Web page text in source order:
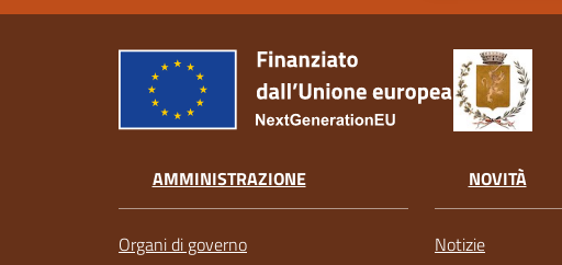
AMMINISTRAZIONE
Organi di governo
NOVITÀ
Notizie